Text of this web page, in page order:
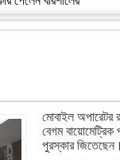
মোবাইল অপারেটর
বেগম বায়োমেট্রিক
পুরস্কার